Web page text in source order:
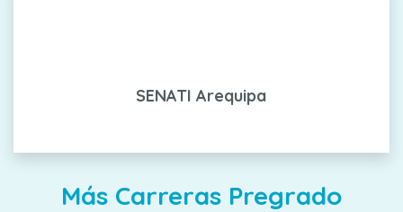
SENATI Arequipa
Más Carreras Pregrado